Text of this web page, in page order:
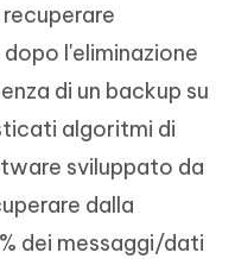
l'eliminazione
di un backup su
algoritmi di
sviluppato da
dalla
dei messaggi/dati